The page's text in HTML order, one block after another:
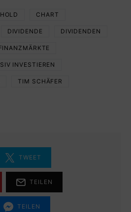
CHART
DIVIDENDE DIVIDENDEN
INVESTIEREN
TIM SCHÄFER
TWEET
TEILEN
TEILEN